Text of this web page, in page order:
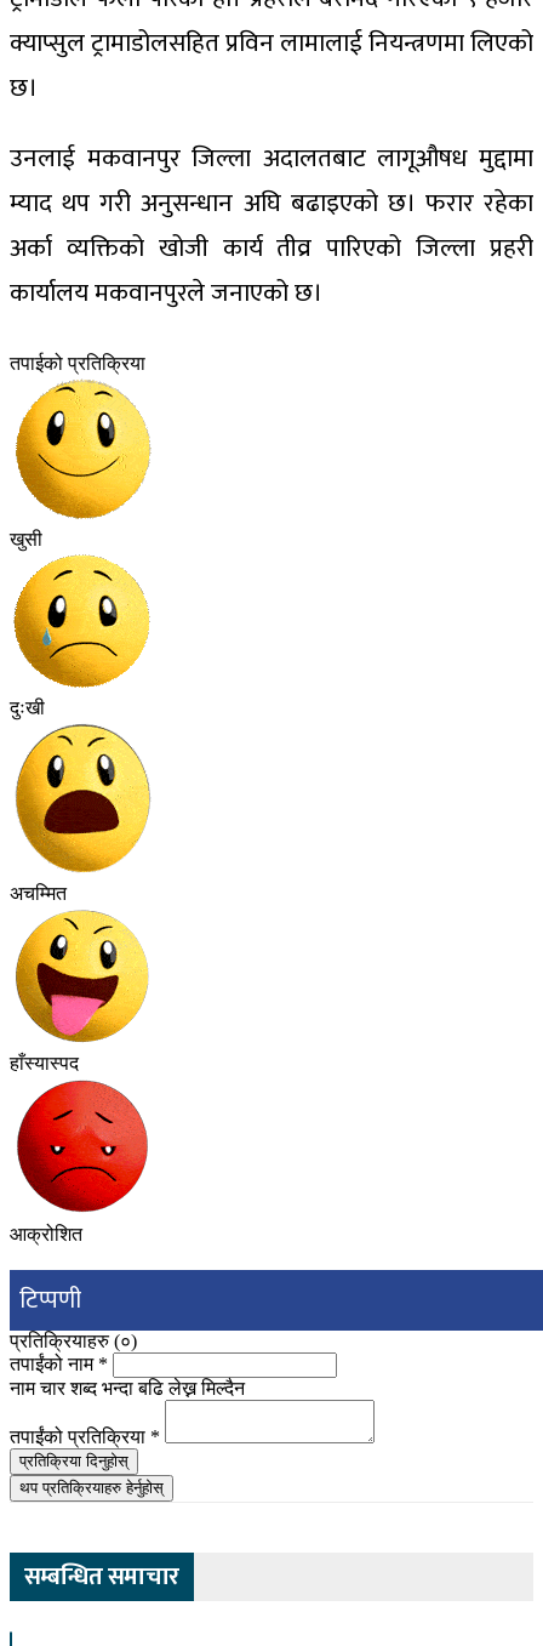
क्याप्सुल ट्रामाडोलसहित प्रविन लामालाई नियन्त्रणमा लिएको
छ।
उनलाई मकवानपुर जिल्ला अदालतबाट लागूऔषध मुद्दामा
म्याद थप गरी अनुसन्धान अघि बढाइएको छ। फरार रहेका
अर्का व्यक्तिको खोजी कार्य तीव्र पारिएको जिल्ला प्रहरी
कार्यालय मकवानपुरले जनाएको छ।
तपाईको प्रतिक्रिया
खुसी
दुःखी
अचम्मित
हाँस्यास्पद
आक्रोशित
टिप्पणी
प्रतिक्रियाहरु (०)
तपाईंको नाम *
नाम चार शब्द भन्दा बढि लेख्न मिल्दैन
तपाईंको प्रतिक्रिया *
प्रतिक्रिया दिनुहोस्
थप प्रतिक्रियाहरु हेर्नुहोस्
सम्बन्धित समाचार